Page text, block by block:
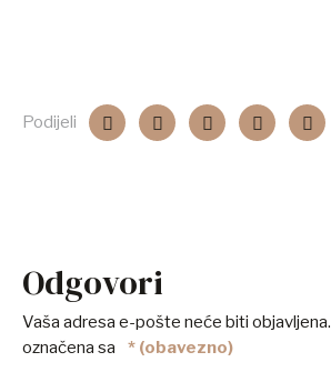
Podijeli
Odgovori
Vaša adresa e-pošte neće biti objavljena.
označena sa
* (obavezno)